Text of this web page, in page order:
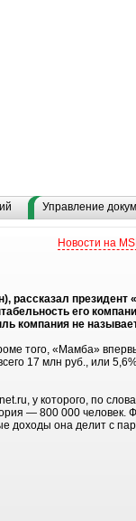
Управление
Новости на
рассказал
его
компания не
того, «Мамба»
17 млн руб., или
у которого, по
— 800 000 человек.
доходы она делит с